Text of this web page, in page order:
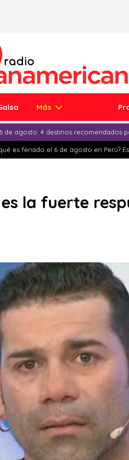
Más
de agosto: 4 destinos recomendados
es feriado el 6 de agosto en Perú?
la fuerte